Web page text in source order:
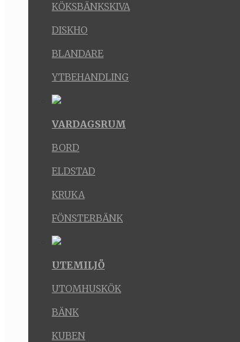
KÖKSBÄNKSKIVA
DISKHO
BLANDARE
YTBEHANDLING
VARDAGSRUM
BORD
ELDSTAD
KRUKA
FÖNSTERBÄNK
UTEMILJÖ
UTOMHUSKÖK
BÄNK
KUBEN